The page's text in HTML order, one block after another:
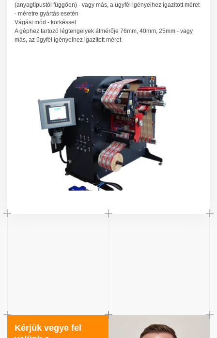
(anyagtípustól függően) - vagy más, a ügyfél igényeihez igazított méret
- méretre gyártás esetén
Vágási mód - körkéssel
A géphez tartozó légtengelyek átmérője 76mm, 40mm, 25mm - vagy
más, az ügyfél igényeihez igazított méret
Kérjük vegye fel